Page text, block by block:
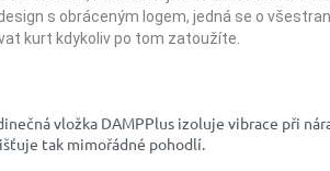
s obráceným logem, jedná se o
kurt kdykoliv po tom zatoužíte.
vložka DAMPPlus izoluje vibrace při
tak mimořádné pohodlí.